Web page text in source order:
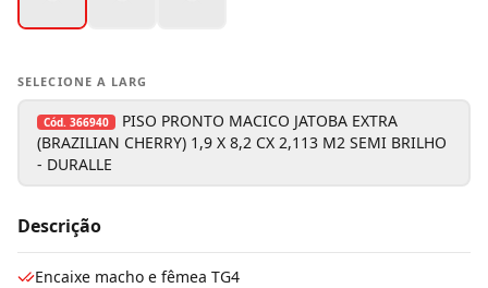
SELECIONE A LARG
Cód. 366940
PISO PRONTO MACICO JATOBA EXTRA
(BRAZILIAN CHERRY) 1,9 X 8,2 CX 2,113 M2 SEMI BRILHO
- DURALLE
Descrição
Encaixe macho e fêmea TG4